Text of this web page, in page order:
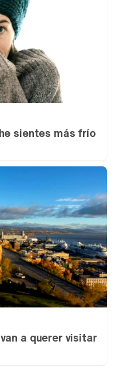
sientes más frío
a querer visitar